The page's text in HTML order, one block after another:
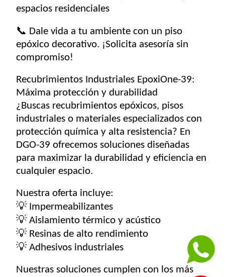
espacios residenciales
📞 Dale vida a tu ambiente con un piso
epóxico decorativo. ¡Solicita asesoría sin
compromiso!
Recubrimientos Industriales EpoxiOne-39:
Máxima protección y durabilidad
¿Buscas recubrimientos epóxicos, pisos
industriales o materiales especializados con
protección química y alta resistencia? En
DGO-39 ofrecemos soluciones diseñadas
para maximizar la durabilidad y eficiencia en
cualquier espacio.
Nuestra oferta incluye:
💡 Impermeabilizantes
💡Aislamiento térmico y acústico
💡 Resinas de alto rendimiento
💡Adhesivos industriales
Nuestras soluciones cumplen con los más